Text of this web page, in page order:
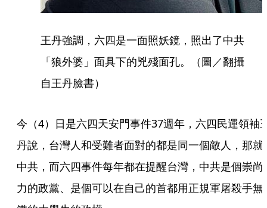
王丹強調，六四是一面照妖鏡，照出了中共
「狼外婆」面具下的兇殘面孔。（圖／翻攝
自王丹臉書）
今（4）日是六四天安門事件37週年，六四民運領袖
丹說，台灣人和受難者面對的都是同一個敵人，那就
中共，而六四事件每年都在提醒台灣，中共是個崇尚
力的政黨、是個可以在自己的首都用正規軍屠殺手無